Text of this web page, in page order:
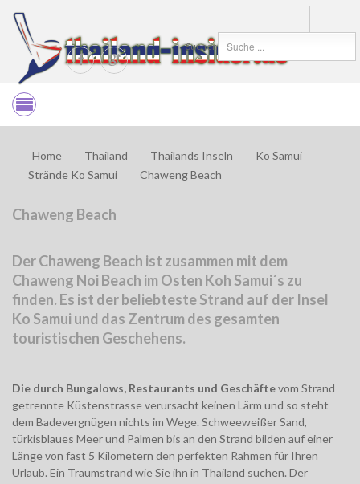
Suchen
Home Thailand Thailands Inseln
Ko Samui
Strände Ko Samui
Chaweng Beach
Chaweng Beach
Der Chaweng Beach ist zusammen mit dem
Chaweng Noi Beach im Osten Koh Samui´s zu
finden. Es ist der beliebteste Strand auf der Insel
Ko Samui und das Zentrum des gesamten
touristischen Geschehens.
Die durch Bungalows, Restaurants und Geschäftevom Strand
getrennte Küstenstrasse verursacht keinen Lärm und so steht
dem Badevergnügen nichts im Wege. Schweeweißer Sand,
türkisblaues Meer und Palmen bis an den Strand bilden auf einer
Länge von fast 5 Kilometern den perfekten Rahmen für Ihren
Urlaub. Ein Traumstrand wie Sie ihn in Thailand suchen. Der